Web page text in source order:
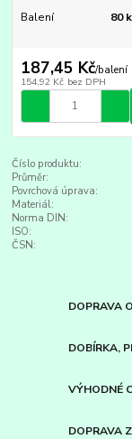
Balení
80
187,45 Kč/balení
154,92 Kč bez DPH
Číslo produktu:
Průměr:
Povrchová úprava:
Materiál:
Norma DIN:
ISO:
ČSN:
DOPRAVA
DOBÍRKA,
VÝHODNÉ
DOPRAVA